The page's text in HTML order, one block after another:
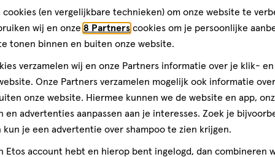
Nederlandse vrouwen, mannen en hun gezin. We helpen jou
van onze gediplomeerde drogisten. Kom dus gerust langs
in Bruinisse
naar de openingstijden? Klik op de winkel voor de
Afstand:
241
m
241 m
09:00 -
20:00
cookies (en vergelijkbare technieken) om onze website te
wij en onze 8 Partners cookies om je persoonlijke
tonen binnen en buiten onze website.
verzamelen wij en onze Partners informatie over je klik-
Onze Partners verzamelen mogelijk ook informatie
onze website. Hiermee kunnen we de website en app,
en advertenties aanpassen aan je interesses. Zoek je
kun je een advertentie over shampoo te zien krijgen.
Etos account hebt en hierop bent ingelogd, dan combineren